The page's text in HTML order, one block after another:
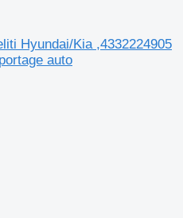
Hyundai/Kia ,4332224905
auto